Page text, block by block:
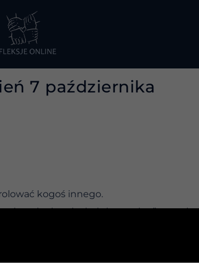
7 października
kogoś innego.
zdaniem jechał zbyt wolno” –
mną, próbując wymóc na nim, by
śmiać. Nie byłem zły na kierowcę przede